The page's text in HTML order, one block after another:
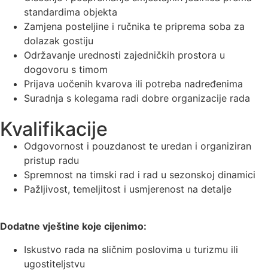
standardima objekta
Zamjena posteljine i ručnika te priprema soba za
dolazak gostiju
Održavanje urednosti zajedničkih prostora u
dogovoru s timom
Prijava uočenih kvarova ili potreba nadređenima
Suradnja s kolegama radi dobre organizacije rada
Kvalifikacije
Odgovornost i pouzdanost te uredan i organiziran
pristup radu
Spremnost na timski rad i rad u sezonskoj dinamici
Pažljivost, temeljitost i usmjerenost na detalje
Dodatne vještine koje cijenimo:
Iskustvo rada na sličnim poslovima u turizmu ili
ugostiteljstvu